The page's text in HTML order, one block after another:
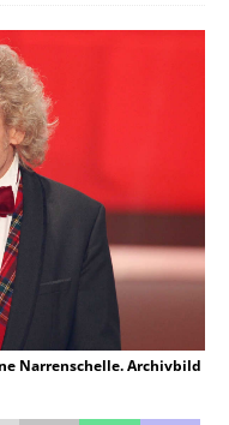
Narrenschelle. Archivbild